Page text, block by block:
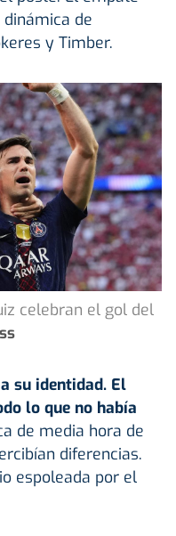
de
y Timber.
celebran el gol del
su identidad. El
lo que no había
de media hora de
diferencias.
espoleada por el